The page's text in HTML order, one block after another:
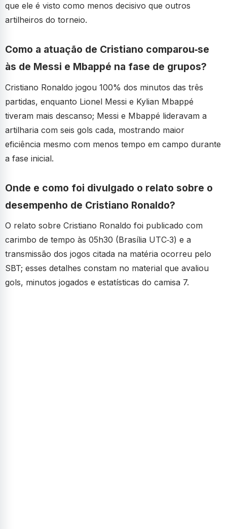
que ele é visto como menos decisivo que outros
artilheiros do torneio.
Como a atuação de Cristiano comparou‑se
às de Messi e Mbappé na fase de grupos?
Cristiano Ronaldo jogou 100% dos minutos das três
partidas, enquanto Lionel Messi e Kylian Mbappé
tiveram mais descanso; Messi e Mbappé lideravam a
artilharia com seis gols cada, mostrando maior
eficiência mesmo com menos tempo em campo durante
a fase inicial.
Onde e como foi divulgado o relato sobre o
desempenho de Cristiano Ronaldo?
O relato sobre Cristiano Ronaldo foi publicado com
carimbo de tempo às 05h30 (Brasília UTC‑3) e a
transmissão dos jogos citada na matéria ocorreu pelo
SBT; esses detalhes constam no material que avaliou
gols, minutos jogados e estatísticas do camisa 7.